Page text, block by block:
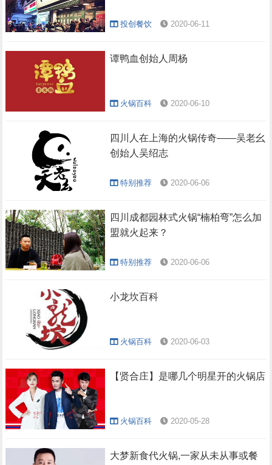
投创餐饮 2020-06-11
谭鸭血创始人周杨
火锅百科 2020-06-10
四川人在上海的火锅传奇——吴老幺
创始人吴绍志
特别推荐 2020-06-06
四川成都园林式火锅“楠柏弯”怎么加
盟就火起来？
特别推荐 2020-06-06
小龙坎百科
火锅百科 2020-06-03
【贤合庄】是哪几个明星开的火锅店
火锅百科 2020-05-28
大梦新食代火锅,一家从未从事或餐